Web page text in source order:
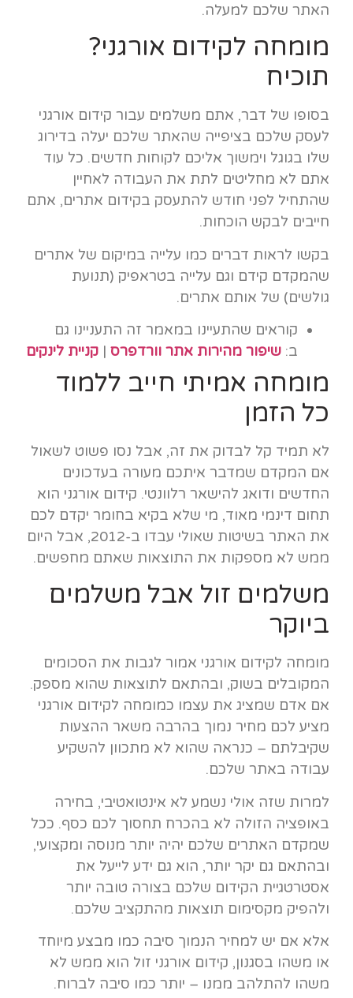
האתר שלכם למעלה.
מומחה לקידום אורגני?
תוכיח
בסופו של דבר, אתם משלמים עבור קידום אורגני
לעסק שלכם בציפייה שהאתר שלכם יעלה בדירוג
שלו בגוגל וימשוך אליכם לקוחות חדשים. כל עוד
אתם לא מחליטים לתת את העבודה לאחיין
שהתחיל לפני חודש להתעסק בקידום אתרים, אתם
חייבים לבקש הוכחות.
בקשו לראות דברים כמו עלייה במיקום של אתרים
שהמקדם קידם וגם עלייה בטראפיק (תנועת
גולשים) של אותם אתרים.
קוראים שהתעיינו במאמר זה התעניינו גם
ב: שיפור מהירות אתר וורדפרס | קניית לינקים
מומחה אמיתי חייב ללמוד
כל הזמן
לא תמיד קל לבדוק את זה, אבל נסו פשוט לשאול
אם המקדם שמדבר איתכם מעורה בעדכונים
החדשים ודואג להישאר רלוונטי. קידום אורגני הוא
תחום דינמי מאוד, מי שלא בקיא בחומר יקדם לכם
את האתר בשיטות שאולי עבדו ב-2012, אבל היום
ממש לא מספקות את התוצאות שאתם מחפשים.
משלמים זול אבל משלמים
ביוקר
מומחה לקידום אורגני אמור לגבות את הסכומים
המקובלים בשוק, ובהתאם לתוצאות שהוא מספק.
אם אדם שמציג את עצמו כמומחה לקידום אורגני
מציע לכם מחיר נמוך בהרבה משאר ההצעות
שקיבלתם – כנראה שהוא לא מתכוון להשקיע
עבודה באתר שלכם.
למרות שזה אולי נשמע לא אינטואטיבי, בחירה
באופציה הזולה לא בהכרח תחסוך לכם כסף. ככל
שמקדם האתרים שלכם יהיה יותר מנוסה ומקצועי,
ובהתאם גם יקר יותר, הוא גם ידע לייעל את
אסטרטגיית הקידום שלכם בצורה טובה יותר
ולהפיק מקסימום תוצאות מהתקציב שלכם.
אלא אם יש למחיר הנמוך סיבה כמו מבצע מיוחד
או משהו בסגנון, קידום אורגני זול הוא ממש לא
משהו להתלהב ממנו – יותר כמו סיבה לברוח.